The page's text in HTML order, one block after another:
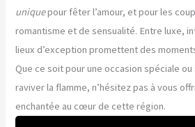
uniquepour fêter l’amour, et pour les
romantisme et de sensualité. Entre luxe,
lieux d’exception promettent des
Que ce soit pour une occasion spéciale
raviver la flamme, n’hésitez pas à vous
enchantée au cœur de cette région.